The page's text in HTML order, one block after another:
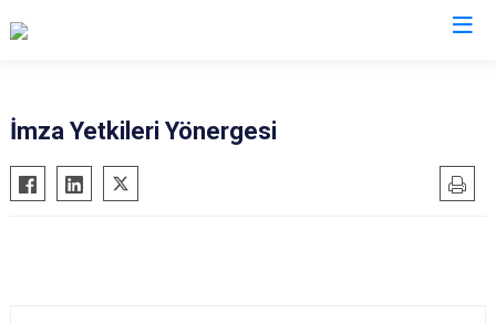
İmza Yetkileri Yönergesi